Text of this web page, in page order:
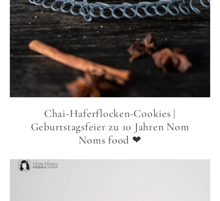
Chai-Haferflocken-Cookies |
Geburtstagsfeier zu 10 Jahren Nom
Noms food ❤